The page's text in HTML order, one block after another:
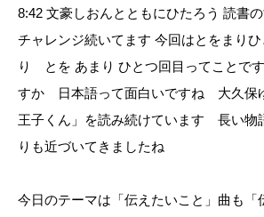
8:42 文豪しおんとともにひたろう 読書
チャレンジ続いてます 今回はとをまり
り とを あまり ひとつ回目ってことで
すか 日本語って面白いですね 大久保
王子くん」を読み続けています 長い
りも近づいてきましたね
今日のテーマは「伝えたいこと」曲も「